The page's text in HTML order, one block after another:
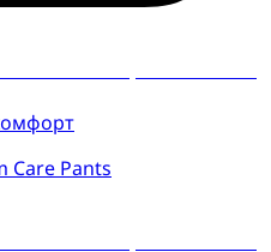
Care Pants